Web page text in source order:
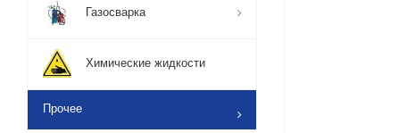
Газосварка
Химические жидкости
Прочее